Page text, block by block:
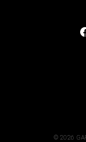
© 2026